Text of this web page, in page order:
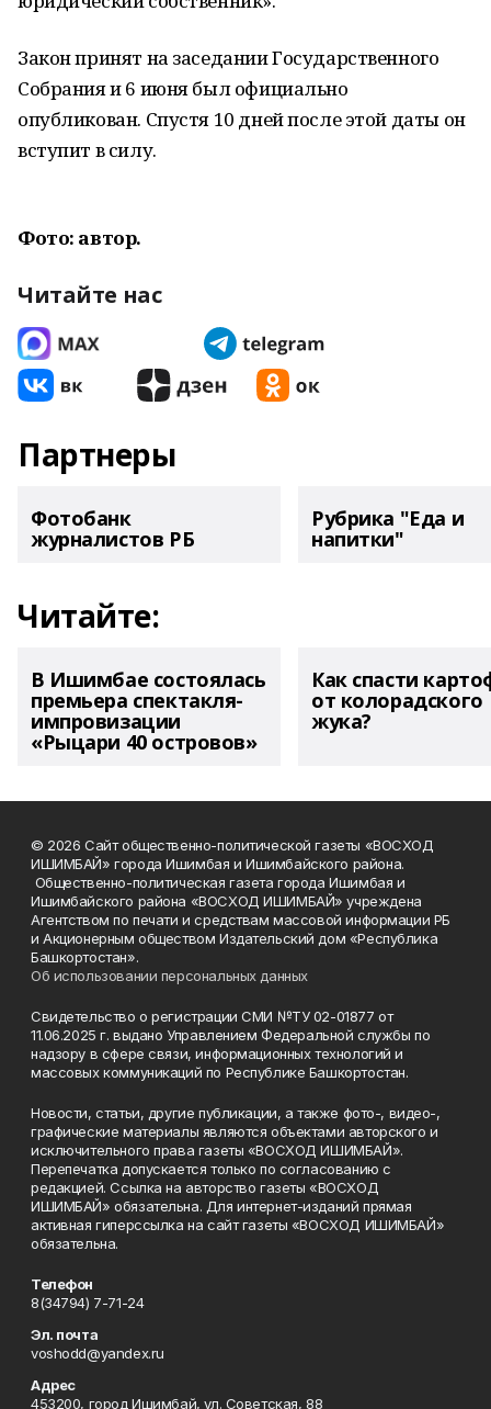
Закон принят на заседании Государственного
Собрания и 6 июня был официально
опубликован. Спустя 10 дней после этой даты он
вступит в силу.
Фото: автор.
Читайте нас
Партнеры
Фотобанк
журналистов РБ
Рубрика "Еда и
напитки"
Читайте:
В Ишимбае состоялась
премьера спектакля-
импровизации
«Рыцари 40 островов»
Как спасти
от колорадского
жука?
© 2026 Сайт общественно-политической газеты «ВОСХОД
ИШИМБАЙ» города Ишимбая и Ишимбайского района.
Общественно-политическая газета города Ишимбая и
Ишимбайского района «ВОСХОД ИШИМБАЙ» учреждена
Агентством по печати и средствам массовой информации РБ
и Акционерным обществом Издательский дом «Республика
Башкортостан».
Об использовании персональных данных
Свидетельство о регистрации СМИ №ТУ 02-01877 от
11.06.2025 г. выдано Управлением Федеральной службы по
надзору в сфере связи, информационных технологий и
массовых коммуникаций по Республике Башкортостан.
Новости, статьи, другие публикации, а также фото-, видео-,
графические материалы являются объектами авторского и
исключительного права газеты «ВОСХОД ИШИМБАЙ».
Перепечатка допускается только по согласованию с
редакцией. Ссылка на авторство газеты «ВОСХОД
ИШИМБАЙ» обязательна. Для интернет-изданий прямая
активная гиперссылка на сайт газеты «ВОСХОД ИШИМБАЙ»
обязательна.
Телефон
8(34794) 7-71-24
Эл. почта
voshodd@yandex.ru
Адрес
453200, город Ишимбай, ул. Советская, 88